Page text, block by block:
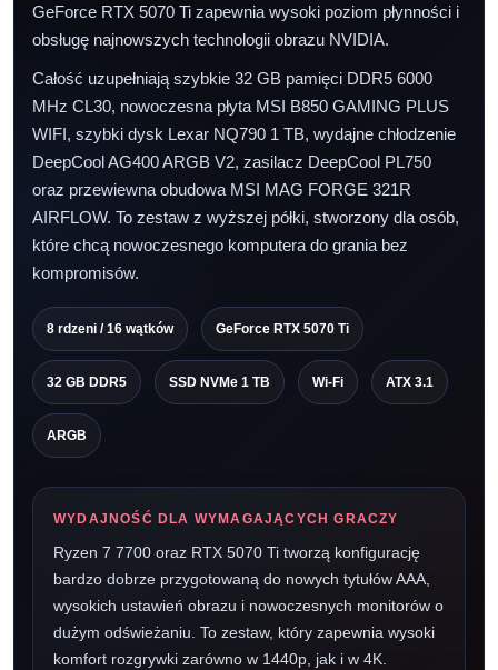
GeForce RTX 5070 Ti zapewnia wysoki poziom płynności i
obsługę najnowszych technologii obrazu NVIDIA.
Całość uzupełniają szybkie 32 GB pamięci DDR5 6000
MHz CL30, nowoczesna płyta MSI B850 GAMING PLUS
WIFI, szybki dysk Lexar NQ790 1 TB, wydajne chłodzenie
DeepCool AG400 ARGB V2, zasilacz DeepCool PL750
oraz przewiewna obudowa MSI MAG FORGE 321R
AIRFLOW. To zestaw z wyższej półki, stworzony dla osób,
które chcą nowoczesnego komputera do grania bez
kompromisów.
8 rdzeni / 16 wątków GeForce RTX 5070 Ti
32 GB DDR5 SSD NVMe 1 TB Wi-Fi ATX 3.1
ARGB
WYDAJNOŚĆ DLA WYMAGAJĄCYCH GRACZY
Ryzen 7 7700 oraz RTX 5070 Ti tworzą konfigurację
bardzo dobrze przygotowaną do nowych tytułów AAA,
wysokich ustawień obrazu i nowoczesnych monitorów o
dużym odświeżaniu. To zestaw, który zapewnia wysoki
komfort rozgrywki zarówno w 1440p, jak i w 4K.